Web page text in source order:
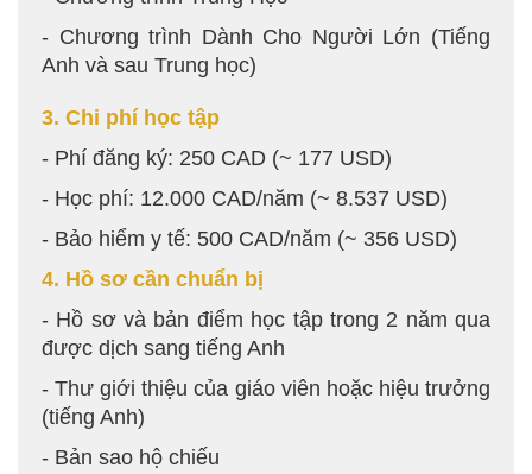
- Chương trình Dành Cho Người Lớn (Tiếng
Anh và sau Trung học)
3. Chi phí học tập
- Phí đăng ký: 250 CAD (~ 177 USD)
- Học phí: 12.000 CAD/năm (~ 8.537 USD)
- Bảo hiểm y tế: 500 CAD/năm (~ 356 USD)
4. Hồ sơ cần chuẩn bị
- Hồ sơ và bản điểm học tập trong 2 năm qua
được dịch sang tiếng Anh
- Thư giới thiệu của giáo viên hoặc hiệu trưởng
(tiếng Anh)
- Bản sao hộ chiếu